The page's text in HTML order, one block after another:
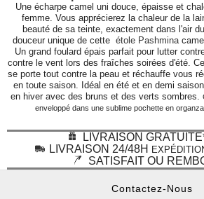
Une écharpe camel uni douce, épaisse et
femme. Vous apprécierez la chaleur de la
beauté de sa teinte, exactement dans l'air
douceur unique de cette étole Pashmina
Un grand foulard épais parfait pour lutter
contre le vent lors des fraîches soirées d'été.
se porte tout contre la peau et réchauffe vous
en toute saison. Idéal en été et en demi
en hiver avec des bruns et des verts sombres.
enveloppé dans une sublime pochette en
LIVRAISON
LIVRAISON 24/48H
SATISFAIT OU
Contactez-Nous